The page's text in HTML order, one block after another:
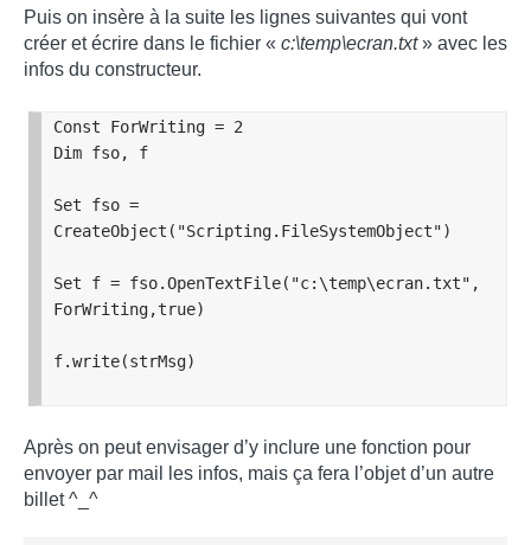
Puis on insère à la suite les lignes suivantes qui vont
créer et écrire dans le fichier « c:\temp\ecran.txt» avec les
infos du constructeur.
Const ForWriting = 2
Dim fso, f
Set fso =
CreateObject ( "Scripting.FileSystemObject")
Set f = fso.OpenTextFile( "c:\temp\ecran.txt",
ForWriting,true)
f.write(strMsg)
Après on peut envisager d’y inclure une fonction pour
envoyer par mail les infos, mais ça fera l’objet d’un autre
billet ^_^